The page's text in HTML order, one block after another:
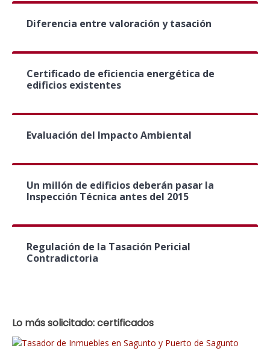
Diferencia entre valoración y tasación
Certificado de eficiencia energética de
edificios existentes
Evaluación del Impacto Ambiental
Un millón de edificios deberán pasar la
Inspección Técnica antes del 2015
Regulación de la Tasación Pericial
Contradictoria
Lo más solicitado: certificados